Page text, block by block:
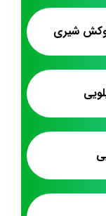
شیری